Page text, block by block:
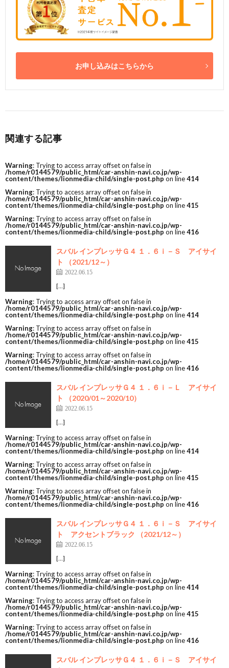
お申し込みはこちらから
関連する記事
Warning: Trying to access array offset on false in
/home/r0144579/public_html/car-anshin-navi.co.jp/wp-
content/themes/lionmedia-child/single-post.php on line414
Warning: Trying to access array offset on false in
/home/r0144579/public_html/car-anshin-navi.co.jp/wp-
content/themes/lionmedia-child/single-post.php on line415
Warning: Trying to access array offset on false in
/home/r0144579/public_html/car-anshin-navi.co.jp/wp-
content/themes/lionmedia-child/single-post.php on line416
スバル インプレッサＧ４ １．６ｉ－Ｓ アイサイ
ト （2021/12～）
2022.06.15
[…]
Warning: Trying to access array offset on false in
/home/r0144579/public_html/car-anshin-navi.co.jp/wp-
content/themes/lionmedia-child/single-post.php on line414
Warning: Trying to access array offset on false in
/home/r0144579/public_html/car-anshin-navi.co.jp/wp-
content/themes/lionmedia-child/single-post.php on line415
Warning: Trying to access array offset on false in
/home/r0144579/public_html/car-anshin-navi.co.jp/wp-
content/themes/lionmedia-child/single-post.php on line416
スバル インプレッサＧ４ １．６ｉ－Ｌ アイサイ
ト （2020/01～2020/10）
2022.06.15
[…]
Warning: Trying to access array offset on false in
/home/r0144579/public_html/car-anshin-navi.co.jp/wp-
content/themes/lionmedia-child/single-post.php on line414
Warning: Trying to access array offset on false in
/home/r0144579/public_html/car-anshin-navi.co.jp/wp-
content/themes/lionmedia-child/single-post.php on line415
Warning: Trying to access array offset on false in
/home/r0144579/public_html/car-anshin-navi.co.jp/wp-
content/themes/lionmedia-child/single-post.php on line416
スバル インプレッサＧ４ １．６ｉ－Ｓ アイサイ
ト アクセントブラック （2021/12～）
2022.06.15
[…]
Warning: Trying to access array offset on false in
/home/r0144579/public_html/car-anshin-navi.co.jp/wp-
content/themes/lionmedia-child/single-post.php on line414
Warning: Trying to access array offset on false in
/home/r0144579/public_html/car-anshin-navi.co.jp/wp-
content/themes/lionmedia-child/single-post.php on line415
Warning: Trying to access array offset on false in
/home/r0144579/public_html/car-anshin-navi.co.jp/wp-
content/themes/lionmedia-child/single-post.php on line416
スバル インプレッサＧ４ １．６ｉ－Ｓ アイサイ